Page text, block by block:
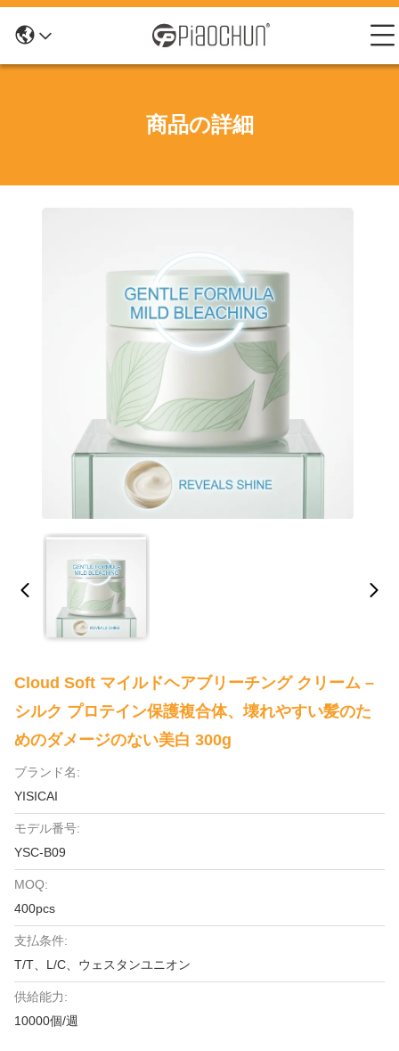
商品の詳細
Cloud Soft マイルドヘアブリーチング クリーム –
シルク プロテイン保護複合体、壊れやすい髪のた
めのダメージのない美白 300g
ブランド名:
YISICAI
モデル番号:
YSC-B09
MOQ:
400pcs
支払条件:
T/T、L/C、ウェスタンユニオン
供給能力:
10000個/週